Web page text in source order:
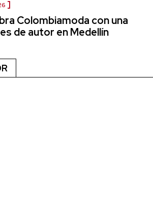
Colombiamoda con una
de autor en Medellín